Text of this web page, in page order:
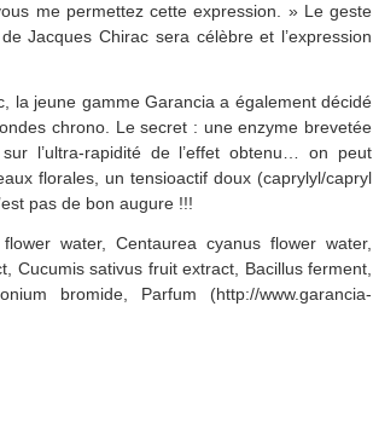
me permettez cette expression. » Le geste
Jacques Chirac sera célèbre et l’expression
la jeune gamme Garancia a également décidé
chrono. Le secret : une enzyme brevetée
l’ultra-rapidité de l’effet obtenu… on peut
florales, un tensioactif doux (caprylyl/capryl
pas de bon augure !!!
water, Centaurea cyanus flower water,
Cucumis sativus fruit extract, Bacillus ferment,
bromide, Parfum (http://www.garancia-